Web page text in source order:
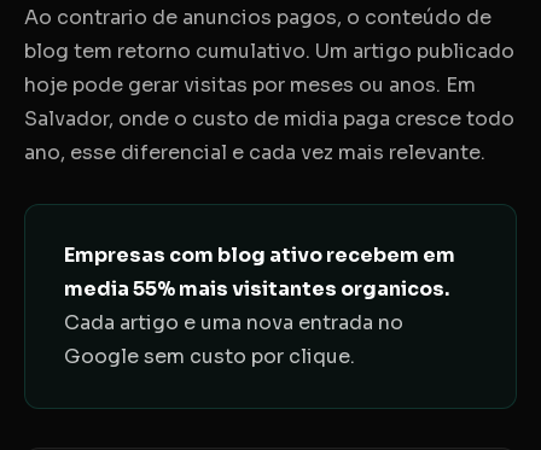
Ao contrario de anuncios pagos, o conteúdo de
blog tem retorno cumulativo. Um artigo publicado
hoje pode gerar visitas por meses ou anos. Em
Salvador, onde o custo de midia paga cresce todo
ano, esse diferencial e cada vez mais relevante.
Empresas com blog ativo recebem em
media 55% mais visitantes organicos.
Cada artigo e uma nova entrada no
Google sem custo por clique.